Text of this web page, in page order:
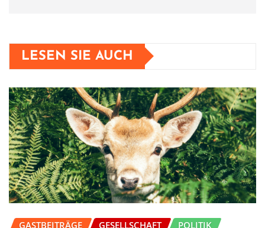
LESEN SIE AUCH
GASTBEITRÄGE GESELLSCHAFT POLITIK